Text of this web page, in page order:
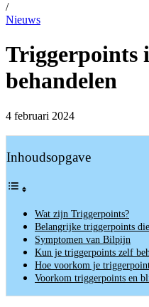
/
Nieuws
Triggerpoints
behandelen
4 februari 2024
Inhoudsopgave
Wat zijn Triggerpoints?
Belangrijke triggerpoints
Symptomen van Bilpijn
Kun je triggerpoints zelf
Hoe voorkom je
Voorkom triggerpoints en